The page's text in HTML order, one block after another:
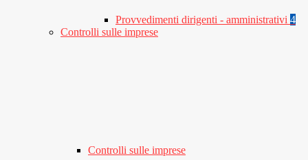
Provvedimenti dirigenti - amministrativi 4
Controlli sulle imprese
Controlli sulle imprese